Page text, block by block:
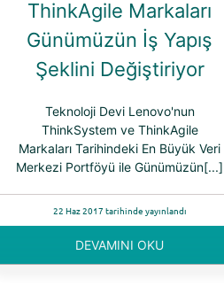
ThinkAgile Markaları
Günümüzün İş Yapış
Şeklini Değiştiriyor
Teknoloji Devi Lenovo'nun
ThinkSystem ve ThinkAgile
Markaları Tarihindeki En Büyük Veri
Merkezi Portföyü ile Günümüzün[...]
22 Haz 2017 tarihinde yayınlandı
DEVAMINI OKU